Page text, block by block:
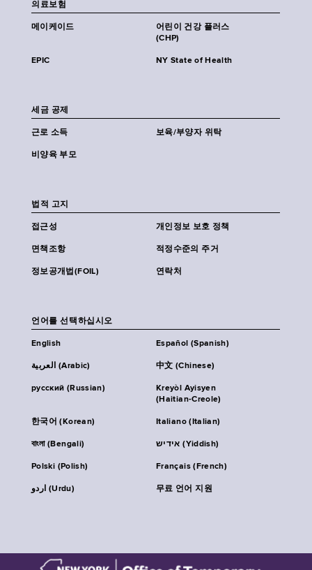
의료보험
메이케이드
어린이 건강 플러스
(CHP)
EPIC NY State of Health
세금 공제
근로 소득 보육/부양자 위탁
비양육 부모
법적 고지
접근성 개인정보 보호 정책
면책조항 적정수준의 주거
정보공개법(FOIL) 연락처
언어를 선택하십시오
English Español (Spanish)
العربية (Arabic) 中文 (Chinese)
русский (Russian)
Kreyòl Ayisyen
(Haitian-Creole)
한국어 (Korean) Italiano (Italian)
বাংলা (Bengali) אידיש (Yiddish)
Polski (Polish) Français (French)
اردو (Urdu) 무료 언어 지원